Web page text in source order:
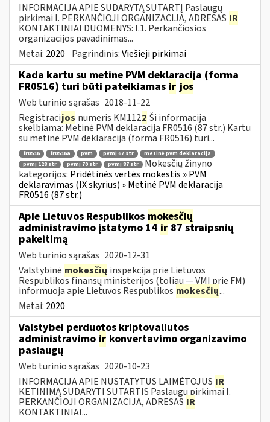
INFORMACIJA APIE SUDARYTĄ SUTARTĮ Paslaugų
pirkimai I. PERKANČIOJI ORGANIZACIJA, ADRESAS IR
KONTAKTINIAI DUOMENYS: I.1. Perkančiosios
organizacijos pavadinimas...
Metai: 2020 Pagrindinis:Viešieji pirkimai
Kada kartu su metine PVM deklaracija (forma
FR0516) turi būti pateikiamas ir jos
Web turinio sąrašas 2018-11-22
Registracijos numeris KM1122 Ši informacija
skelbiama: Metinė PVM deklaracija FR0516 (87 str.) Kartu
su metine PVM deklaracija (forma FR0516) turi...
fr0516 fr0516a pvm pvmį 67 str
metinė pvm deklaracija
pvmį 128 str
pvmį 70 str pvmį 87 str
Mokesčių žinyno
kategorijos: Pridėtinės vertės mokestis » PVM
deklaravimas (IX skyrius) » Metinė PVM deklaracija
FR0516 (87 str.)
Apie Lietuvos Respublikos mokesčių
administravimo įstatymo 14ir87 straipsnių
pakeitimą
Web turinio sąrašas 2020-12-31
Valstybinė mokesčių inspekcija prie Lietuvos
Respublikos finansų ministerijos (toliau — VMI prie FM)
informuoja apie Lietuvos Respublikos mokesčių...
Metai: 2020
Valstybei perduotos kriptovaliutos
administravimo ir konvertavimo organizavimo
paslaugų
Web turinio sąrašas 2020-10-23
INFORMACIJA APIE NUSTATYTUS LAIMĖTOJUS IR
KETINIMĄ SUDARYTI SUTARTIS Paslaugų pirkimai I.
PERKANČIOJI ORGANIZACIJA, ADRESAS IR
KONTAKTINIAI...